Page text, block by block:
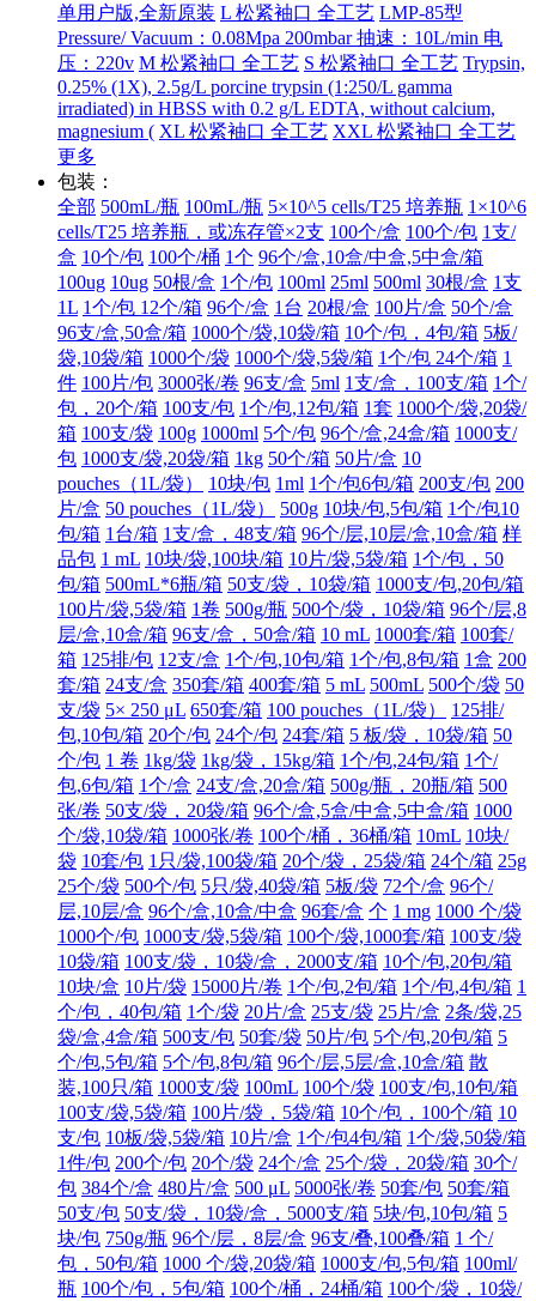
单用户版,全新原装 L 松紧袖口 全工艺 LMP-85型
Pressure/ Vacuum：0.08Mpa 200mbar 抽速：10L/min 电
压：220v M 松紧袖口 全工艺 S 松紧袖口 全工艺 Trypsin,
0.25% (1X), 2.5g/L porcine trypsin (1:250/L gamma
irradiated) in HBSS with 0.2 g/L EDTA, without calcium,
magnesium ( XL 松紧袖口 全工艺 XXL 松紧袖口 全工艺
更多
包装：
全部 500mL/瓶 100mL/瓶 5×10^5 cells/T25 培养瓶 1×10^6
cells/T25 培养瓶，或冻存管×2支 100个/盒 100个/包 1支/
盒 10个/包 100个/桶 1个 96个/盒,10盒/中盒,5中盒/箱
100ug 10ug 50根/盒 1个/包 100ml 25ml 500ml 30根/盒 1支
1L 1个/包 12个/箱 96个/盒 1台 20根/盒 100片/盒 50个/盒
96支/盒,50盒/箱 1000个/袋,10袋/箱 10个/包，4包/箱 5板/
袋,10袋/箱 1000个/袋 1000个/袋,5袋/箱 1个/包 24个/箱 1
件 100片/包 3000张/卷 96支/盒 5ml 1支/盒，100支/箱 1个/
包，20个/箱 100支/包 1个/包,12包/箱 1套 1000个/袋,20袋/
箱 100支/袋 100g 1000ml 5个/包 96个/盒,24盒/箱 1000支/
包 1000支/袋,20袋/箱 1kg 50个/箱 50片/盒 10
pouches（1L/袋）
10块/包 1ml 1个/包6包/箱 200支/包 200
片/盒 50 pouches（1L/袋） 500g 10块/包,5包/箱 1个/包10
包/箱 1台/箱 1支/盒，48支/箱 96个/层,10层/盒,10盒/箱 样
品包 1 mL 10块/袋,100块/箱 10片/袋,5袋/箱 1个/包，50
包/箱 500mL*6瓶/箱 50支/袋，10袋/箱 1000支/包,20包/箱
100片/袋,5袋/箱 1卷 500g/瓶 500个/袋，10袋/箱 96个/层,8
层/盒,10盒/箱 96支/盒，50盒/箱 10 mL 1000套/箱 100套/
箱 125排/包 12支/盒 1个/包,10包/箱 1个/包,8包/箱 1盒 200
套/箱 24支/盒 350套/箱 400套/箱 5 mL 500mL 500个/袋 50
支/袋 5× 250 μL 650套/箱 100 pouches（1L/袋）
125排/
包,10包/箱 20个/包 24个/包 24套/箱 5 板/袋，10袋/箱 50
个/包 1 卷 1kg/袋 1kg/袋，15kg/箱 1个/包,24包/箱 1个/
包,6包/箱 1个/盒 24支/盒,20盒/箱 500g/瓶，20瓶/箱 500
张/卷 50支/袋，20袋/箱 96个/盒,5盒/中盒,5中盒/箱 1000
个/袋,10袋/箱 1000张/卷 100个/桶，36桶/箱 10mL 10块/
袋 10套/包 1只/袋,100袋/箱 20个/袋，25袋/箱 24个/箱 25g
25个/袋 500个/包 5只/袋,40袋/箱 5板/袋 72个/盒 96个/
层,10层/盒 96个/盒,10盒/中盒 96套/盒 个 1 mg 1000 个/袋
1000个/包 1000支/袋,5袋/箱 100个/袋,1000套/箱 100支/袋
10袋/箱 100支/袋，10袋/盒，2000支/箱 10个/包,20包/箱
10块/盒 10片/袋 15000片/卷 1个/包,2包/箱 1个/包,4包/箱 1
个/包，40包/箱 1个/袋 20片/盒 25支/袋 25片/盒 2条/袋,25
袋/盒,4盒/箱 500支/包 50套/袋 50片/包 5个/包,20包/箱 5
个/包,5包/箱 5个/包,8包/箱 96个/层,5层/盒,10盒/箱 散
装,100只/箱 1000支/袋 100mL 100个/袋 100支/包,10包/箱
100支/袋,5袋/箱 100片/袋，5袋/箱 10个/包，100个/箱 10
支/包 10板/袋,5袋/箱 10片/盒 1个/包4包/箱 1个/袋,50袋/箱
1件/包 200个/包 20个/袋 24个/盒 25个/袋，20袋/箱 30个/
包 384个/盒 480片/盒 500 μL 5000张/卷 50套/包 50套/箱
50支/包 50支/袋，10袋/盒，5000支/箱 5块/包,10包/箱 5
块/包 750g/瓶 96个/层，8层/盒 96支/叠,100叠/箱 1 个/
包，50包/箱 1000 个/袋,20袋/箱 1000支/包,5包/箱 100ml/
瓶 100个/包，5包/箱 100个/桶，24桶/箱 100个/袋，10袋/